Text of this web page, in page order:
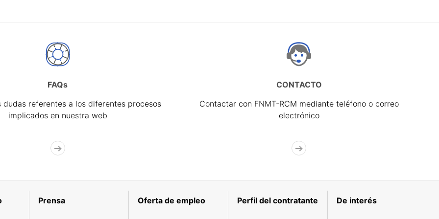
FAQs
dudas referentes a los diferentes procesos
implicados en nuestra web
CONTACTO
Contactar con FNMT-RCM mediante teléfono o correo
electrónico
Prensa Oferta de empleo Perfil del contratante De interés